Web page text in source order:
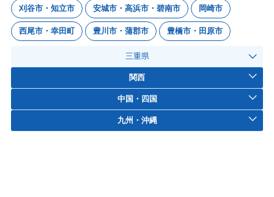
刈谷市・知立市 安城市・高浜市・碧南市 岡崎市
西尾市・幸田町 豊川市・蒲郡市 豊橋市・田原市
三重県
関西
中国・四国
九州・沖縄